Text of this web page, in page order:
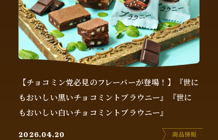
【チョコミン党必見のフレーバーが登場！】『世に
もおいしい黒いチョコミントブラウニー』『世に
もおいしい白いチョコミントブラウニー』
2026.04.20 商品情報